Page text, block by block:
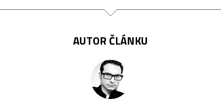
AUTOR ČLÁNKU